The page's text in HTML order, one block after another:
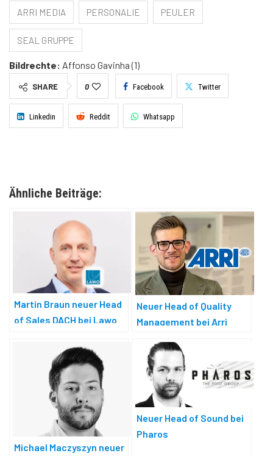
ARRI MEDIA PERSONALIE PEULER
SEAL GRUPPE
Bildrechte: Affonso Gavinha (1)
SHARE 0 Facebook Twitter
Linkedin Reddit Whatsapp
Ähnliche Beiträge:
Martin Braun neuer Head
of Sales DACH bei Lawo
Neuer Head of Quality
Management bei Arri
Michael Maczyszyn neuer
Neuer Head of Sound bei
Pharos